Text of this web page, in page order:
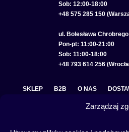
Zarządzaj
Sob: 12:00-18:00
+48 575 285 150
ul. Bolesława
Pon-pt: 11:00-21:00
Sob: 11:00-18:00
+48 793 614 256
SKLEP B2B O NAS
POLITYKA